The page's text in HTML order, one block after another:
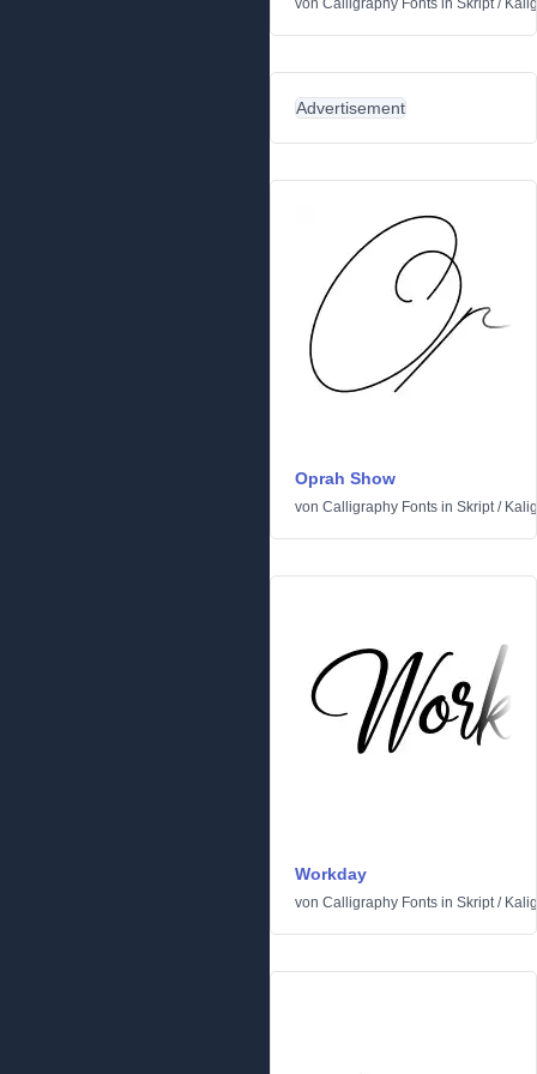
von Calligraphy Fonts in Skript/
Advertisement
Oprah Show
von Calligraphy Fonts in Skript/
Workday
von Calligraphy Fonts in Skript/